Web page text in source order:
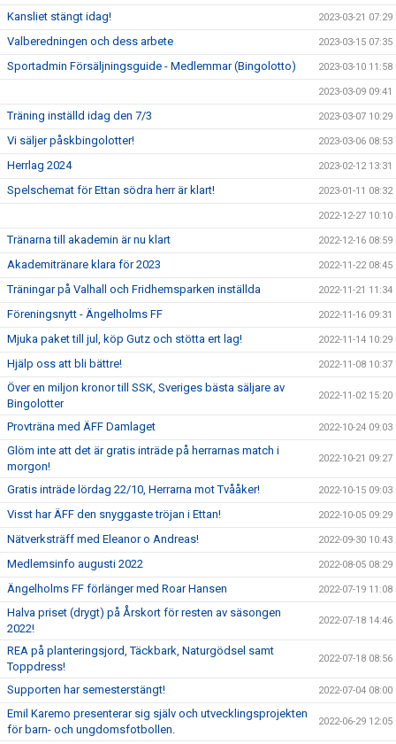
Kansliet stängt idag! 2023-03-21 07:29
Valberedningen och dess arbete 2023-03-15 07:35
Sportadmin Försäljningsguide - Medlemmar (Bingolotto) 2023-03-10 11:58
2023-03-09 09:41
Träning inställd idag den 7/3 2023-03-07 10:29
Vi säljer påskbingolotter! 2023-03-06 08:53
Herrlag 2024 2023-02-12 13:31
Spelschemat för Ettan södra herr är klart! 2023-01-11 08:32
2022-12-27 10:10
Tränarna till akademin är nu klart 2022-12-16 08:59
Akademitränare klara för 2023 2022-11-22 08:45
Träningar på Valhall och Fridhemsparken inställda 2022-11-21 11:34
Föreningsnytt - Ängelholms FF 2022-11-16 09:31
Mjuka paket till jul, köp Gutz och stötta ert lag! 2022-11-14 10:29
Hjälp oss att bli bättre! 2022-11-08 10:37
Över en miljon kronor till SSK, Sveriges bästa säljare av
Bingolotter
2022-11-02 15:20
Provträna med ÄFF Damlaget 2022-10-24 09:03
Glöm inte att det är gratis inträde på herrarnas match i
morgon!
2022-10-21 09:27
Gratis inträde lördag 22/10, Herrarna mot Tvååker! 2022-10-15 09:03
Visst har ÄFF den snyggaste tröjan i Ettan! 2022-10-05 09:29
Nätverksträff med Eleanor o Andreas! 2022-09-30 10:43
Medlemsinfo augusti 2022 2022-08-05 08:29
Ängelholms FF förlänger med Roar Hansen 2022-07-19 11:08
Halva priset (drygt) på Årskort för resten av säsongen
2022!
2022-07-18 14:46
REA på planteringsjord, Täckbark, Naturgödsel samt
Toppdress!
2022-07-18 08:56
Supporten har semesterstängt! 2022-07-04 08:00
Emil Karemo presenterar sig själv och utvecklingsprojekten
för barn- och ungdomsfotbollen.
2022-06-29 12:05